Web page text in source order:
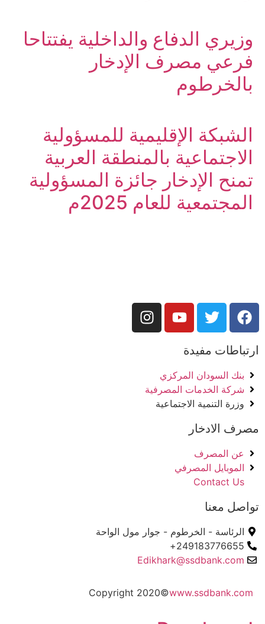
وزيري الدفاع والداخلية يفتتاحا
فرعي مصرف الإدخار
بالخرطوم
الشبكة الإقليمية للمسؤولية
الاجتماعية بالمنطقة العربية
تمنح الإدخار جائزة المسؤولية
المجتمعية للعام 2025م
ارتباطات مفيدة
بنك السودان المركزي
شركة الخدمات المصرفية
وزرة التنمية الاجتماعية
مصرف الادخار
عن المصرف
الموبايل المصرفي
Contact Us
تواصل معنا
الرئاسة - الخرطوم - جوار مول الواحة
249183776655+
Edikhark@ssdbank.com
Copyright 2020©www.ssdbank.com